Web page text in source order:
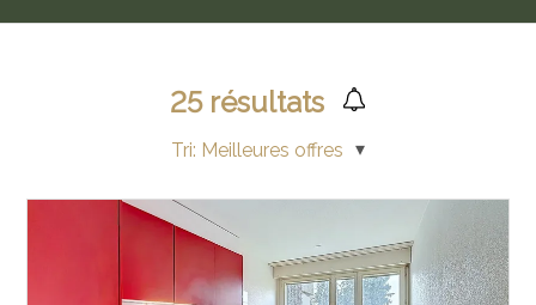
25résultats
Tri: Meilleures offres